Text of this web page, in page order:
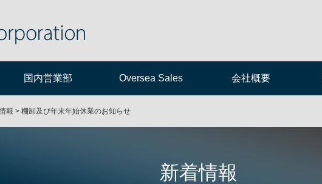
国内営業部 Oversea Sales 会社概要
報 > 棚卸及び年末年始休業のお知らせ
新着情報